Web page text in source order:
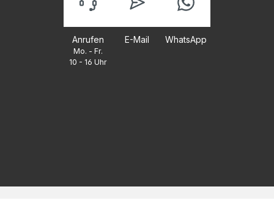
Anrufen
Mo. - Fr.
10 - 16 Uhr
E-Mail WhatsApp